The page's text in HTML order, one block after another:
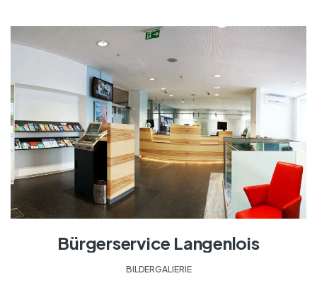
Bürgerservice Langenlois
BILDERGALIERIE